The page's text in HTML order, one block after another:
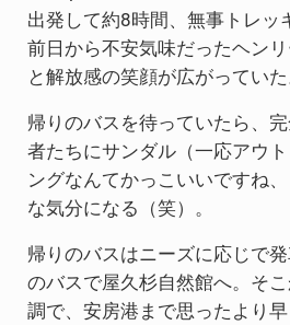
出発して約8時間、無事トレッ
前日から不安気味だったヘン
と解放感の笑顔が広がっていた
帰りのバスを待っていたら、
者たちにサンダル（一応アウ
ングなんてかっこいいですね
な気分になる（笑）。
帰りのバスはニーズに応じで
のバスで屋久杉自然館へ。そ
調で、安房港まで思ったより